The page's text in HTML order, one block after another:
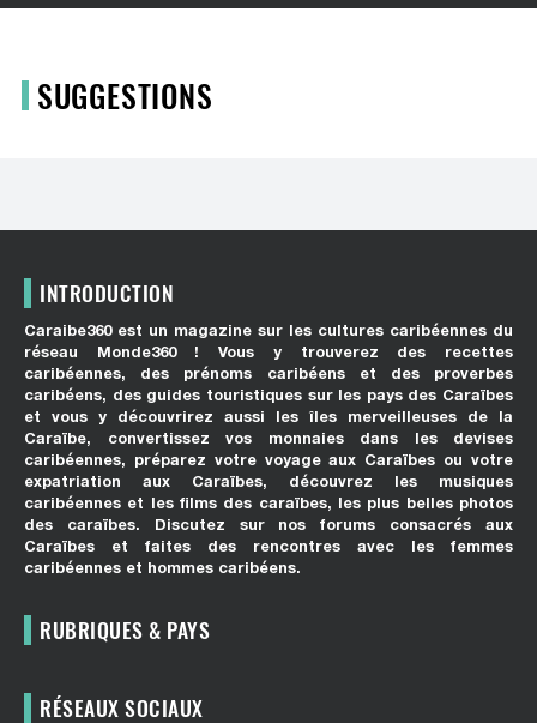
SUGGESTIONS
INTRODUCTION
Caraibe360 est un magazine sur les cultures caribéennes du
réseau Monde360 ! Vous y trouverez des recettes
caribéennes, des prénoms caribéens et des proverbes
caribéens, des guides touristiques sur les pays des Caraïbes
et vous y découvrirez aussi les îles merveilleuses de la
Caraïbe, convertissez vos monnaies dans les devises
caribéennes, préparez votre voyage aux Caraïbes ou votre
expatriation aux Caraïbes, découvrez les musiques
caribéennes et les films des caraïbes, les plus belles photos
des caraïbes. Discutez sur nos forums consacrés aux
Caraïbes et faites des rencontres avec les femmes
caribéennes et hommes caribéens.
RUBRIQUES & PAYS
RÉSEAUX SOCIAUX